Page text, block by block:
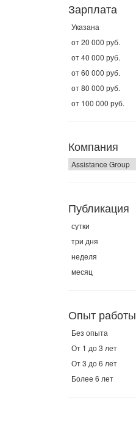
Зарплата
Указана
от 20 000 руб.
от 40 000 руб.
от 60 000 руб.
от 80 000 руб.
от 100 000 руб.
Компания
Assistance Group
Публикация
сутки
три дня
неделя
месяц
Опыт работы
Без опыта
От 1 до 3 лет
От 3 до 6 лет
Более 6 лет